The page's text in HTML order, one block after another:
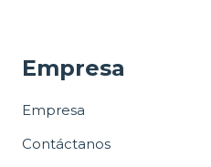
Empresa
Empresa
Contáctanos